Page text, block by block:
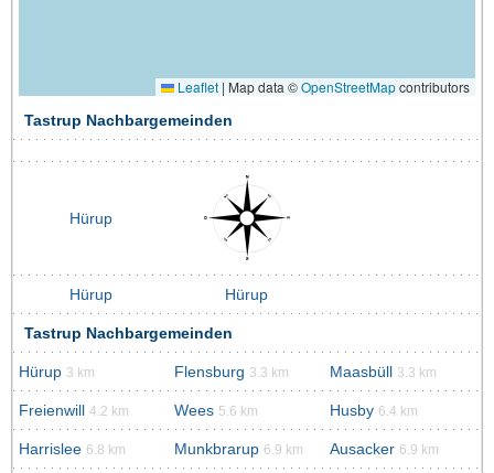
Leaflet | Map data ©OpenStreetMapcontributors
Tastrup Nachbargemeinden
Hürup
Hürup Hürup
Tastrup Nachbargemeinden
Hürup 3 km Flensburg 3.3 km Maasbüll 3.3 km
Freienwill 4.2 km Wees 5.6 km Husby 6.4 km
Harrislee 6.8 km Munkbrarup 6.9 km Ausacker 6.9 km